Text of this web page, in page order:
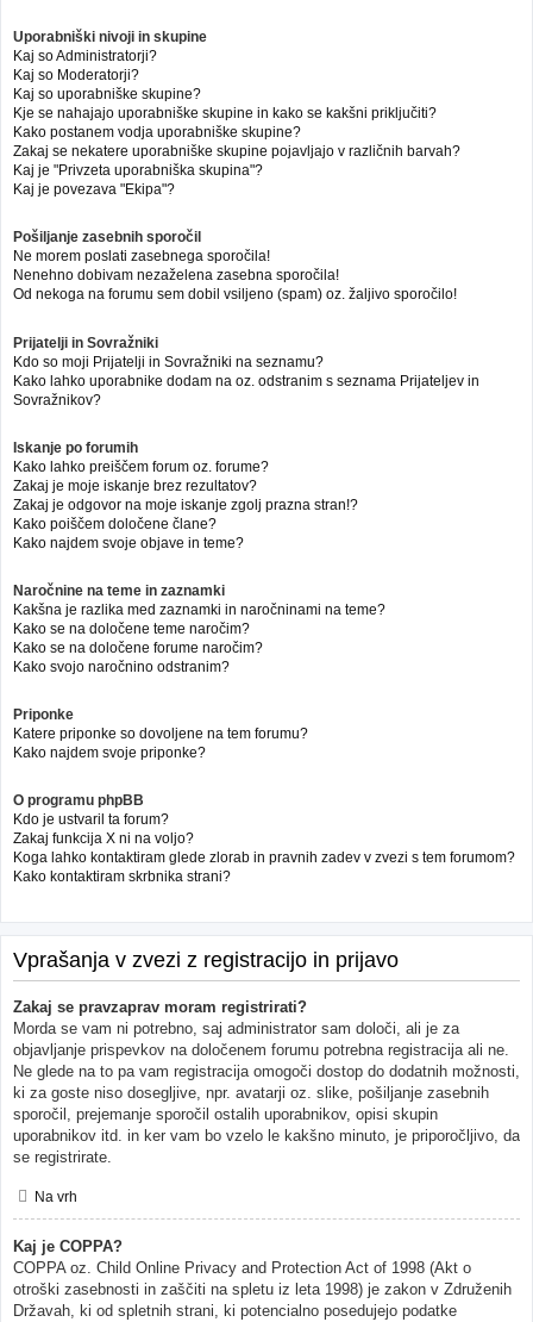
Uporabniški nivoji in skupine
Kaj so Administratorji?
Kaj so Moderatorji?
Kaj so uporabniške skupine?
Kje se nahajajo uporabniške skupine in kako se kakšni priključiti?
Kako postanem vodja uporabniške skupine?
Zakaj se nekatere uporabniške skupine pojavljajo v različnih barvah?
Kaj je "Privzeta uporabniška skupina"?
Kaj je povezava "Ekipa"?
Pošiljanje zasebnih sporočil
Ne morem poslati zasebnega sporočila!
Nenehno dobivam nezaželena zasebna sporočila!
Od nekoga na forumu sem dobil vsiljeno (spam) oz. žaljivo sporočilo!
Prijatelji in Sovražniki
Kdo so moji Prijatelji in Sovražniki na seznamu?
Kako lahko uporabnike dodam na oz. odstranim s seznama Prijateljev in
Sovražnikov?
Iskanje po forumih
Kako lahko preiščem forum oz. forume?
Zakaj je moje iskanje brez rezultatov?
Zakaj je odgovor na moje iskanje zgolj prazna stran!?
Kako poiščem določene člane?
Kako najdem svoje objave in teme?
Naročnine na teme in zaznamki
Kakšna je razlika med zaznamki in naročninami na teme?
Kako se na določene teme naročim?
Kako se na določene forume naročim?
Kako svojo naročnino odstranim?
Priponke
Katere priponke so dovoljene na tem forumu?
Kako najdem svoje priponke?
O programu phpBB
Kdo je ustvaril ta forum?
Zakaj funkcija X ni na voljo?
Koga lahko kontaktiram glede zlorab in pravnih zadev v zvezi s tem forumom?
Kako kontaktiram skrbnika strani?
Vprašanja v zvezi z registracijo in prijavo
Zakaj se pravzaprav moram registrirati?
Morda se vam ni potrebno, saj administrator sam določi, ali je za
objavljanje prispevkov na določenem forumu potrebna registracija ali ne.
Ne glede na to pa vam registracija omogoči dostop do dodatnih možnosti,
ki za goste niso dosegljive, npr. avatarji oz. slike, pošiljanje zasebnih
sporočil, prejemanje sporočil ostalih uporabnikov, opisi skupin
uporabnikov itd. in ker vam bo vzelo le kakšno minuto, je priporočljivo, da
se registrirate.
Na vrh
Kaj je COPPA?
COPPA oz. Child Online Privacy and Protection Act of 1998 (Akt o
otroški zasebnosti in zaščiti na spletu iz leta 1998) je zakon v Združenih
Državah, ki od spletnih strani, ki potencialno posedujejo podatke